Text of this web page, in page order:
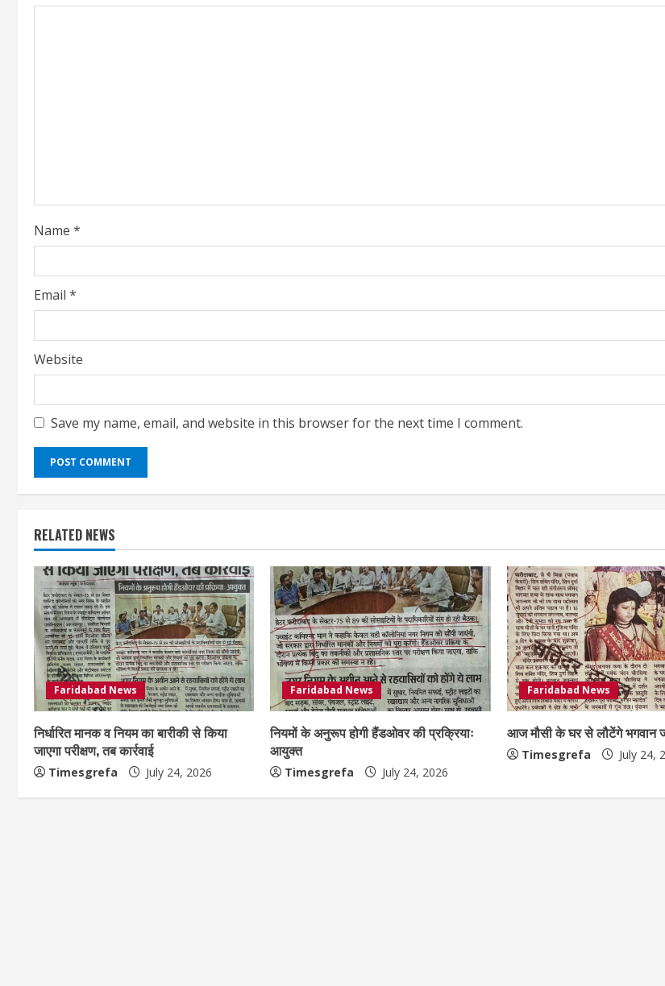
Name *
Email *
Website
Save my name, email, and website in this browser for the next time I comment.
RELATED NEWS
Faridabad News
निर्धारित मानक व नियम का बारीकी से किया
जाएगा परीक्षण, तब कार्रवाई
Timesgrefa July 24, 2026
Faridabad News
नियमों के अनुरूप होगी हैंडओवर की प्रक्रियाः
आयुक्त
Timesgrefa July 24, 2026
Faridabad News
आज मौसी के घर से लौटेंगे भगवान
Timesgrefa July 24,